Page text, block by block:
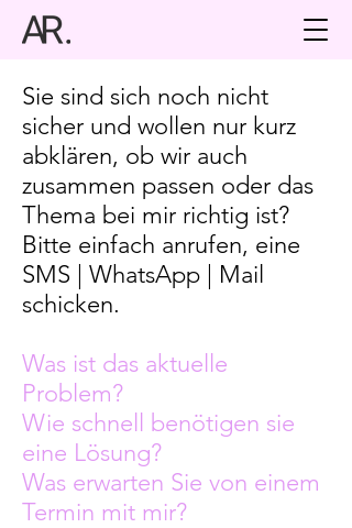
Sie sind sich noch nicht
sicher und wollen nur kurz
abklären, ob wir auch
zusammen passen oder das
Thema bei mir richtig ist?
Bitte einfach anrufen, eine
SMS | WhatsApp | Mail
schicken.
Was ist das aktuelle
Problem?
Wie schnell benötigen sie
eine Lösung?
Was erwarten Sie von einem
Termin mit mir?